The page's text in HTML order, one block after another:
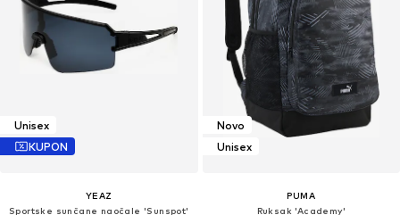
Unisex
KUPON
YEAZ
Sportske sunčane naočale 'Sunspot'
Novo
Unisex
PUMA
Ruksak 'Academy'